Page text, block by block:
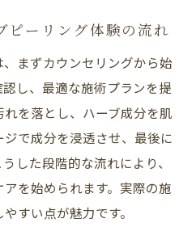
徴と対策ポイント
をやめた方がいいタイプ
の特徴とその理由を解説
が合わない方の対策ポイ
合に選ぶべきケア方法と
ピーリング体験の流れ
まずカウンセリングから始
し、最適な施術プランを提
を落とし、ハーブ成分を肌
で成分を浸透させ、最後に
した段階的な流れにより、
を始められます。実際の施
すい点が魅力です。